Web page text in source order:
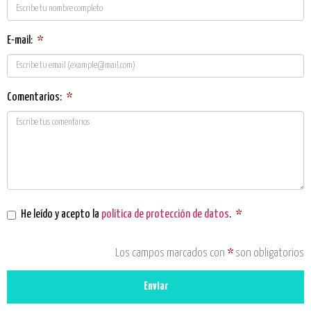
E-mail: *
Comentarios: *
He leído y acepto la política de protección de datos. *
Los campos marcados con * son obligatorios
Enviar